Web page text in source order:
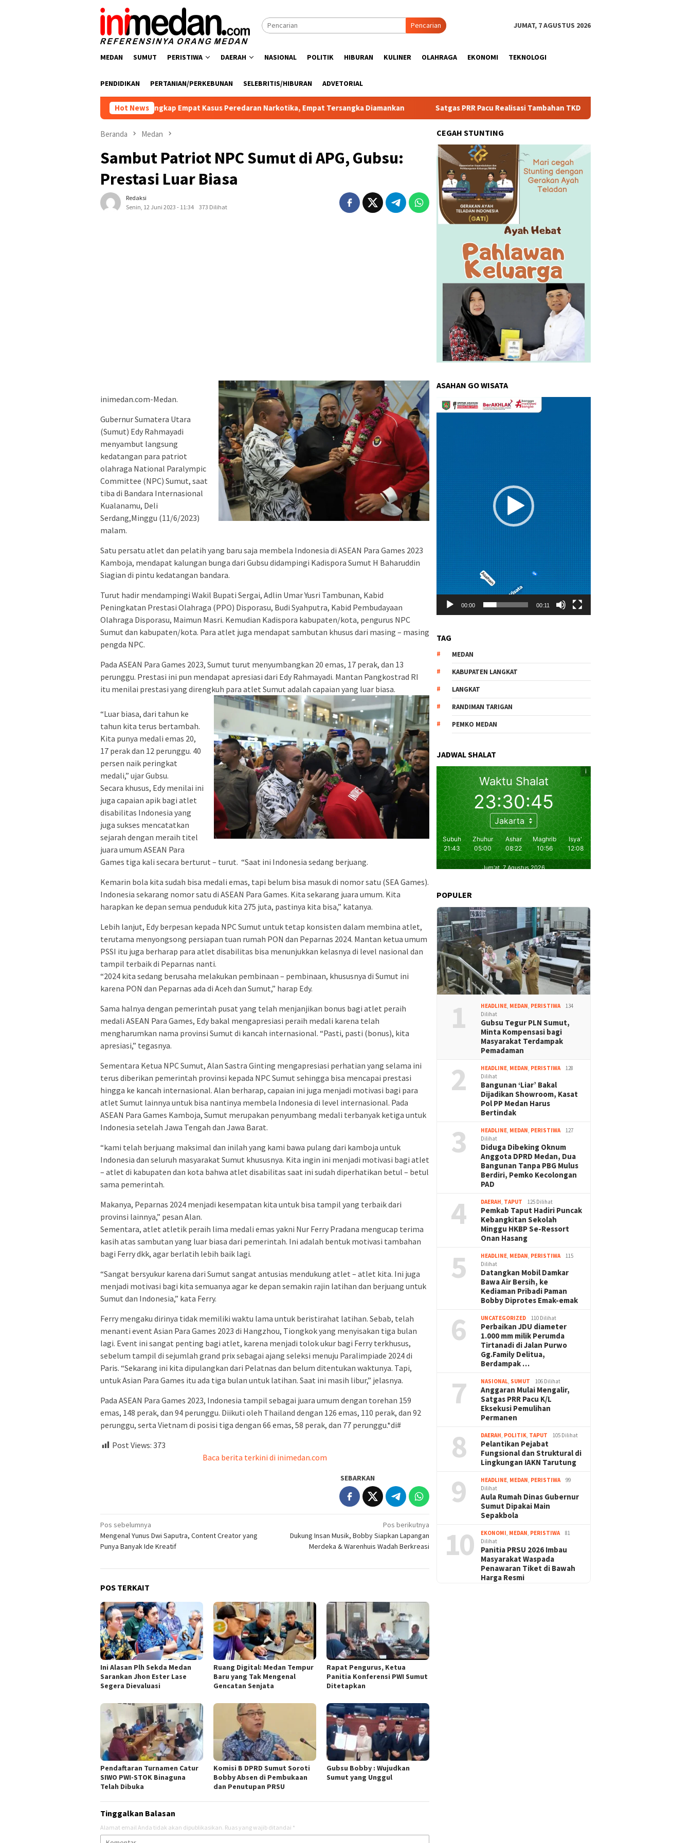
Pencarian JUMAT, 7 AGUSTUS 2026
MEDAN SUMUT PERISTIWA DAERAH NASIONAL POLITIK HIBURAN KULINER OLAHRAGA EKONOMI TEKNOLOGI
PENDIDIKAN PERTANIAN/PERKEBUNAN SELEBRITIS/HIBURAN ADVETORIAL
Hot News
Polres Batu Bara Ungkap Empat Kasus Peredaran Narkotika, Empat Tersangka Diamankan Satgas PRR Pacu Realisasi Tambahan TKD Aceh Rp1,65 Triliun, Pastikan Transparan dan
Beranda Medan
Sambut Patriot NPC Sumut di APG, Gubsu:
Prestasi Luar Biasa
Redaksi
Senin, 12 Juni 2023 - 11:34
373 Dilihat
inimedan.com-Medan.
Gubernur Sumatera Utara
(Sumut) Edy Rahmayadi
menyambut langsung
kedatangan para patriot
olahraga National Paralympic
Committee (NPC) Sumut, saat
tiba di Bandara Internasional
Kualanamu, Deli
Serdang,Minggu (11/6/2023)
malam.
Satu persatu atlet dan pelatih yang baru saja membela Indonesia di ASEAN Para Games 2023
Kamboja, mendapat kalungan bunga dari Gubsu didampingi Kadispora Sumut H Baharuddin
Siagian di pintu kedatangan bandara.
Turut hadir mendampingi Wakil Bupati Sergai, Adlin Umar Yusri Tambunan, Kabid
Peningkatan Prestasi Olahraga (PPO) Disporasu, Budi Syahputra, Kabid Pembudayaan
Olahraga Disporasu, Maimun Masri. Kemudian Kadispora kabupaten/kota, pengurus NPC
Sumut dan kabupaten/kota. Para atlet juga mendapat sambutan khusus dari masing – masing
pengda NPC.
Pada ASEAN Para Games 2023, Sumut turut menyumbangkan 20 emas, 17 perak, dan 13
perunggu. Prestasi ini pun mendapat apresiasi dari Edy Rahmayadi. Mantan Pangkostrad RI
itu menilai prestasi yang direngkuh para atlet Sumut adalah capaian yang luar biasa.
“Luar biasa, dari tahun ke
tahun kita terus bertambah.
Kita punya medali emas 20,
17 perak dan 12 perunggu. 40
persen naik peringkat
medali,” ujar Gubsu.
Secara khusus, Edy menilai ini
juga capaian apik bagi atlet
disabilitas Indonesia yang
juga sukses mencatatkan
sejarah dengan meraih titel
juara umum ASEAN Para
Games tiga kali secara berturut – turut. “Saat ini Indonesia sedang berjuang.
Kemarin bola kita sudah bisa medali emas, tapi belum bisa masuk di nomor satu (SEA Games).
Indonesia sekarang nomor satu di ASEAN Para Games. Kita sekarang juara umum. Kita
harapkan ke depan semua penduduk kita 275 juta, pastinya kita bisa,” katanya.
Lebih lanjut, Edy berpesan kepada NPC Sumut untuk tetap konsisten dalam membina atlet,
terutama menyongsong persiapan tuan rumah PON dan Peparnas 2024. Mantan ketua umum
PSSI itu juga berharap para atlet disabilitas bisa menunjukkan kelasnya di level nasional dan
tampil terbaik di Peparnas nanti.
“2024 kita sedang berusaha melakukan pembinaan – pembinaan, khususnya di Sumut ini
karena PON dan Peparnas ada di Aceh dan Sumut,” harap Edy.
Sama halnya dengan pemerintah pusat yang telah menjanjikan bonus bagi atlet peraih
medali ASEAN Para Games, Edy bakal mengapresiasi peraih medali karena telah
mengharumkan nama provinsi Sumut di kancah internasional. “Pasti, pasti (bonus), kita
apresiasi,” tegasnya.
Sementara Ketua NPC Sumut, Alan Sastra Ginting mengapresiasi perhatian yang selama ini
terus diberikan pemerintah provinsi kepada NPC Sumut sehingga bisa mencapai prestasi
hingga ke kancah internasional. Alan berharap, capaian ini juga menjadi motivasi bagi para
atlet Sumut lainnya untuk bisa nantinya membela Indonesia di level internasional. Pada
ASEAN Para Games Kamboja, Sumut merupakan penyumbang medali terbanyak ketiga untuk
Indonesia setelah Jawa Tengah dan Jawa Barat.
“kami telah berjuang maksimal dan inilah yang kami bawa pulang dari kamboja untuk
Indonesia dan seluruh masyarakat Sumut khususnya. Kita ingin ini menjadi motivasi bagi atlet
– atlet di kabupaten dan kota bahwa atlet disabilitas saat ini sudah diperhatikan betul – betul
sama pemerintah.
Makanya, Peparnas 2024 menjadi kesempatan kita untuk bisa tampil yang terbaik dari
provinsi lainnya,” pesan Alan.
Sementara, atlet atletik peraih lima medali emas yakni Nur Ferry Pradana mengucap terima
kasih atas sambutan yang luar biasa dari pemerintah. Ini adalah bentuk motivasi tambahan
bagi Ferry dkk, agar berlatih lebih baik lagi.
“Sangat bersyukur karena dari Sumut sangat antusias mendukung atlet – atlet kita. Ini juga
menjadi motivasi bagi kita semuanya agar ke depan semakin rajin latihan dan berjuang untuk
Sumut dan Indonesia,” kata Ferry.
Ferry mengaku dirinya tidak memiliki waktu lama untuk beristirahat latihan. Sebab, telah
menanti event Asian Para Games 2023 di Hangzhou, Tiongkok yang menyisakan tiga bulan
lagi. Event ini sangat penting bagi atlet, karena menjadi tolok ukur bagi Ferry terkhusus,
sebelum tampil di sejumlah grand prix sebagai ajang seleksi menuju Paralimpiade 2024 di
Paris. “Sekarang ini kita dipulangkan dari Pelatnas dan belum ditentukan waktunya. Tapi,
untuk Asian Para Games itu ada tiga bulan untuk latihan. Saat ini masih libur,” jelasnya.
Pada ASEAN Para Games 2023, Indonesia tampil sebagai juara umum dengan torehan 159
emas, 148 perak, dan 94 perunggu. Diikuti oleh Thailand dengan 126 emas, 110 perak, dan 92
perunggu, serta Vietnam di posisi tiga dengan 66 emas, 58 perak, dan 77 perunggu.*di#
Post Views: 373
Baca berita terkini di inimedan.com
SEBARKAN
Navigasi
pos
Pos sebelumnya
Mengenal Yunus Dwi Saputra, Content Creator yang
Punya Banyak Ide Kreatif
Pos berikutnya
Dukung Insan Musik, Bobby Siapkan Lapangan
Merdeka & Warenhuis Wadah Berkreasi
POS TERKAIT
Ini Alasan Plh Sekda Medan
Sarankan Jhon Ester Lase
Segera Dievaluasi
Ruang Digital: Medan Tempur
Baru yang Tak Mengenal
Gencatan Senjata
Rapat Pengurus, Ketua
Panitia Konferensi PWI Sumut
Ditetapkan
Pendaftaran Turnamen Catur
SIWO PWI-STOK Binaguna
Telah Dibuka
Komisi B DPRD Sumut Soroti
Bobby Absen di Pembukaan
dan Penutupan PRSU
Gubsu Bobby : Wujudkan
Sumut yang Unggul
Tinggalkan Balasan
Alamat email Anda tidak akan dipublikasikan. Ruas yang wajib ditandai *
CEGAH STUNTING
ASAHAN GO WISATA
Pemutar
Video
00:00 00:11
TAG
MEDAN
KABUPATEN LANGKAT
LANGKAT
RANDIMAN TARIGAN
PEMKO MEDAN
JADWAL SHALAT
POPULER
1 HEADLINE, MEDAN, PERISTIWA
134
Dilihat
Gubsu Tegur PLN Sumut,
Minta Kompensasi bagi
Masyarakat Terdampak
Pemadaman
2 HEADLINE, MEDAN, PERISTIWA
128
Dilihat
Bangunan ‘Liar’ Bakal
Dijadikan Showroom, Kasat
Pol PP Medan Harus
Bertindak
3 HEADLINE, MEDAN, PERISTIWA
127
Dilihat
Diduga Dibeking Oknum
Anggota DPRD Medan, Dua
Bangunan Tanpa PBG Mulus
Berdiri, Pemko Kecolongan
PAD
4 DAERAH, TAPUT 125 Dilihat
Pemkab Taput Hadiri Puncak
Kebangkitan Sekolah
Minggu HKBP Se-Ressort
Onan Hasang
5 HEADLINE, MEDAN, PERISTIWA
115
Dilihat
Datangkan Mobil Damkar
Bawa Air Bersih, ke
Kediaman Pribadi Paman
Bobby Diprotes Emak-emak
6 UNCATEGORIZED 110 Dilihat
Perbaikan JDU diameter
1.000 mm milik Perumda
Tirtanadi di Jalan Purwo
Gg.Family Delitua,
Berdampak …
7 NASIONAL, SUMUT 106 Dilihat
Anggaran Mulai Mengalir,
Satgas PRR Pacu K/L
Eksekusi Pemulihan
Permanen
8 DAERAH, POLITIK, TAPUT 105 Dilihat
Pelantikan Pejabat
Fungsional dan Struktural di
Lingkungan IAKN Tarutung
9 HEADLINE, MEDAN, PERISTIWA
99
Dilihat
Aula Rumah Dinas Gubernur
Sumut Dipakai Main
Sepakbola
10 EKONOMI, MEDAN, PERISTIWA
81
Dilihat
Panitia PRSU 2026 Imbau
Masyarakat Waspada
Penawaran Tiket di Bawah
Harga Resmi